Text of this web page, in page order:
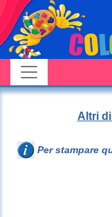
Altri
Per stampare